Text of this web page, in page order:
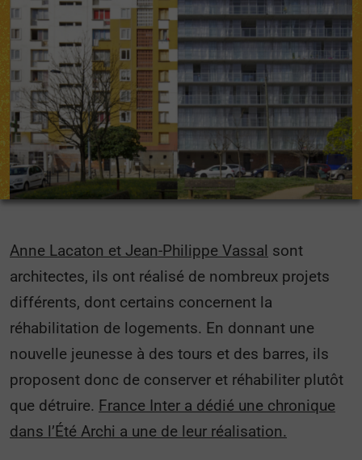
Anne Lacaton et Jean-Philippe Vassal sont
architectes, ils ont réalisé de nombreux projets
différents, dont certains concernent la
réhabilitation de logements. En donnant une
nouvelle jeunesse à des tours et des barres, ils
proposent donc de conserver et réhabiliter plutôt
que détruire. France Inter a dédié une chronique
dans l’Été Archi a une de leur réalisation.